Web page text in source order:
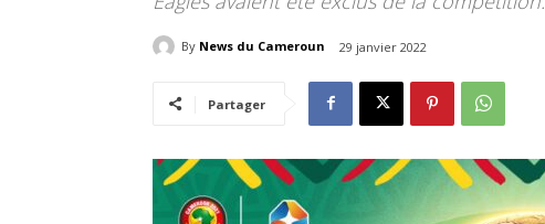
By News du Cameroun 29 janvier 2022
Partager